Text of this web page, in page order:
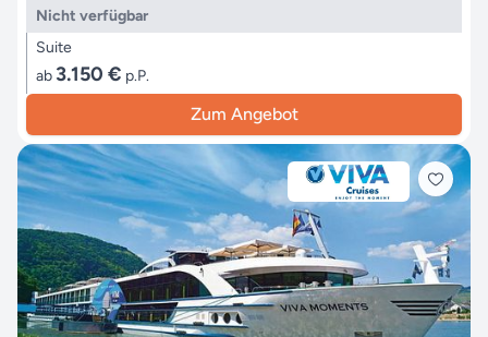
Nicht verfügbar
Suite
ab 3.150 € p.P.
Zum Angebot